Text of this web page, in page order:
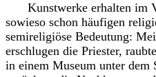
Kunstwerke erhalten im
sowieso schon häufigen
semireligiöse Bedeutung:
erschlugen die Priester,
in einem Museum unter dem